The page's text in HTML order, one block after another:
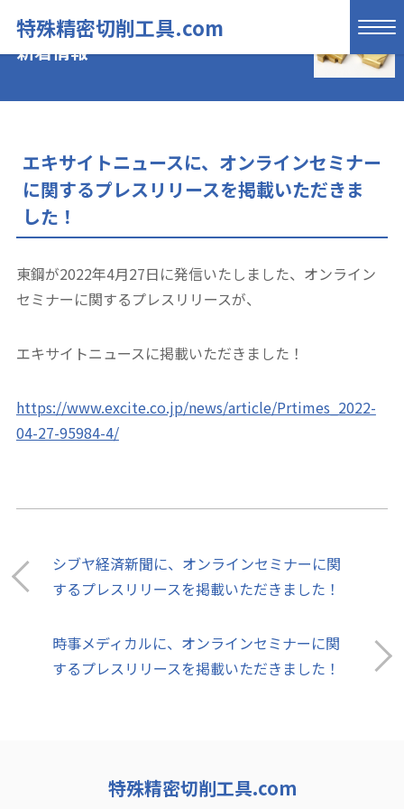
特殊精密切削工具.com
新着情報
エキサイトニュースに、オンラインセミナー
に関するプレスリリースを掲載いただきま
した！
東鋼が2022年4月27日に発信いたしました、オンライン
セミナーに関するプレスリリースが、
エキサイトニュースに掲載いただきました！
https://www.excite.co.jp/news/article/Prtimes_2022-
04-27-95984-4/
シブヤ経済新聞に、オンラインセミナーに関
するプレスリリースを掲載いただきました！
時事メディカルに、オンラインセミナーに関
するプレスリリースを掲載いただきました！
特殊精密切削工具.com